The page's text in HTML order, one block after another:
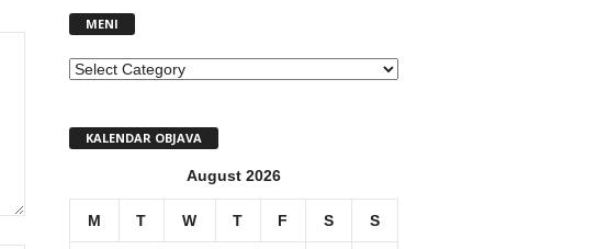
MENI
MENI
KALENDAR OBJAVA
August 2026
M T W T F S S